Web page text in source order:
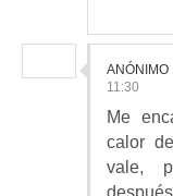
ANÓNIMO
11:30
Me
calor
vale,